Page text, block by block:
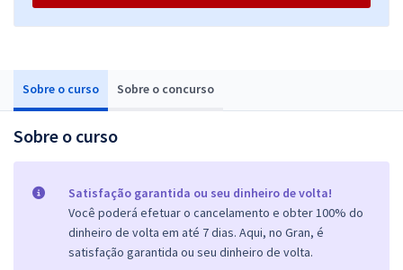
Sobre o curso Sobre o concurso
Sobre o curso
Satisfação garantida ou seu dinheiro de volta!
Você poderá efetuar o cancelamento e obter 100% do
dinheiro de volta em até 7 dias. Aqui, no Gran, é
satisfação garantida ou seu dinheiro de volta.